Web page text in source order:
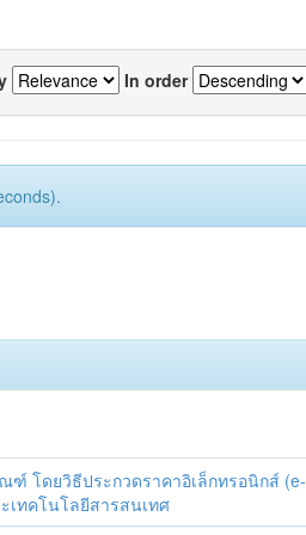
In order
โดยวิธีประกวดราคาอิเล็กทรอนิกส์ (e-
เทคโนโลยีสารสนเทศ